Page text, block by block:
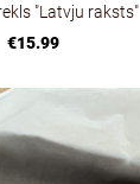
"Latvju raksts"
€15.99